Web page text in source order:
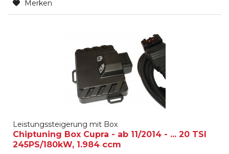
Merken
Leistungssteigerung mit Box
Chiptuning Box Cupra - ab 11/2014 - ... 20 TSI
245PS/180kW, 1.984 ccm